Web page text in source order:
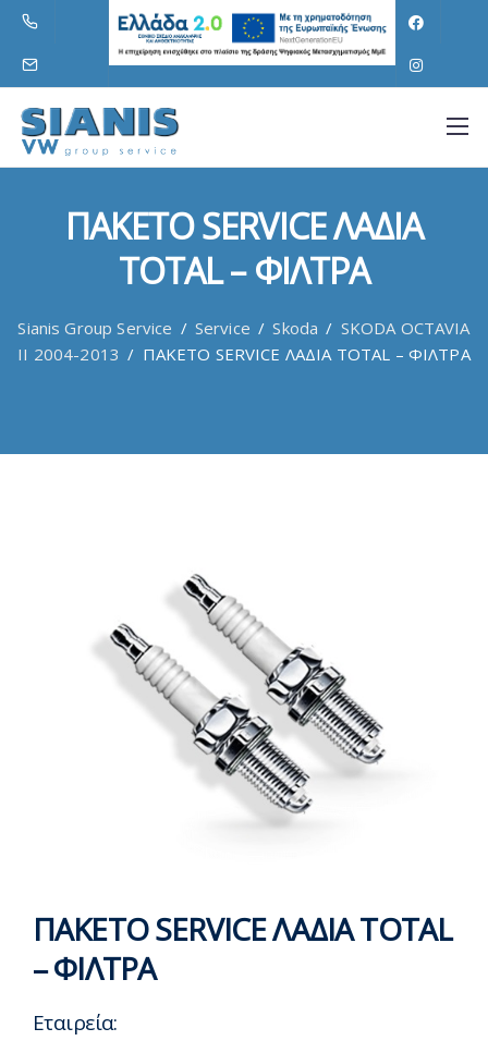
ΠΑΚΕΤΟ SERVICE ΛΑΔΙΑ
TOTAL – ΦΙΛΤΡΑ
Sianis Group Service / Service / Skoda / SKODA OCTAVIA
II 2004-2013 / ΠΑΚΕΤΟ SERVICE ΛΑΔΙΑ TOTAL – ΦΙΛΤΡΑ
ΠΑΚΕΤΟ SERVICE ΛΑΔΙΑ TOTAL
– ΦΙΛΤΡΑ
Εταιρεία: